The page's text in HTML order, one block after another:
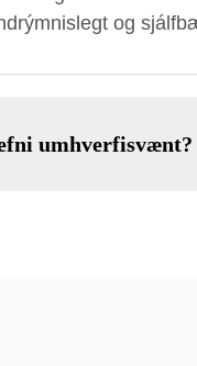
og
umhverfisvænt?